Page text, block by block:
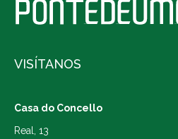
VISÍTANOS
Casa do Concello
Real, 13